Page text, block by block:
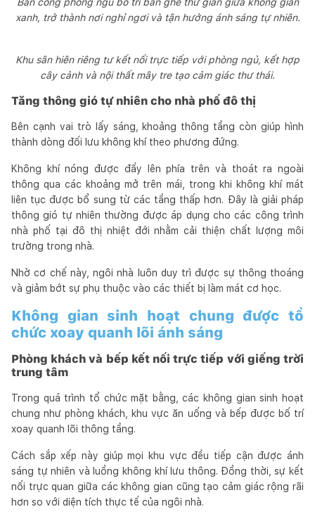
xanh, trở thành nơi nghỉ ngơi và tận hưởng ánh sáng tự nhiên.
Khu sân hiên riêng tư kết nối trực tiếp với phòng ngủ, kết hợp
cây cảnh và nội thất mây tre tạo cảm giác thư thái.
Tăng thông gió tự nhiên cho nhà phố đô thị
Bên cạnh vai trò lấy sáng, khoảng thông tầng còn giúp hình
thành dòng đối lưu không khí theo phương đứng.
Không khí nóng được đẩy lên phía trên và thoát ra ngoài
thông qua các khoảng mở trên mái, trong khi không khí mát
liên tục được bổ sung từ các tầng thấp hơn. Đây là giải pháp
thông gió tự nhiên thường được áp dụng cho các công trình
nhà phố tại đô thị nhiệt đới nhằm cải thiện chất lượng môi
trường trong nhà.
Nhờ cơ chế này, ngôi nhà luôn duy trì được sự thông thoáng
và giảm bớt sự phụ thuộc vào các thiết bị làm mát cơ học.
Không gian sinh hoạt chung được tổ
chức xoay quanh lõi ánh sáng
Phòng khách và bếp kết nối trực tiếp với giếng trời
trung tâm
Trong quá trình tổ chức mặt bằng, các không gian sinh hoạt
chung như phòng khách, khu vực ăn uống và bếp được bố trí
xoay quanh lõi thông tầng.
Cách sắp xếp này giúp mọi khu vực đều tiếp cận được ánh
sáng tự nhiên và luồng không khí lưu thông. Đồng thời, sự kết
nối trực quan giữa các không gian cũng tạo cảm giác rộng rãi
hơn so với diện tích thực tế của ngôi nhà.